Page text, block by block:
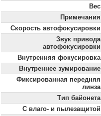
Вес
Примечания
Скорость автофокусировки
Звук привода
автофокусировки
Внутренняя фокусировка
Внутреннее зумирование
Фиксированная передняя
линза
Тип байонета
С влаго- и пылезащитой